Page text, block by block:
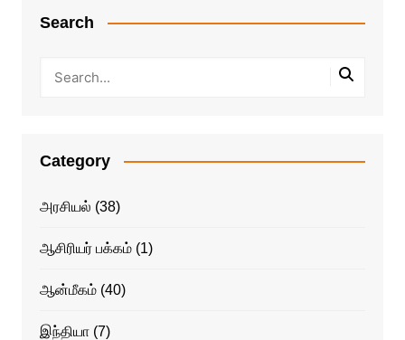
Search
Category
அரசியல் (38)
ஆசிரியர் பக்கம்(1)
ஆன்மீகம்(40)
இந்தியா(7)